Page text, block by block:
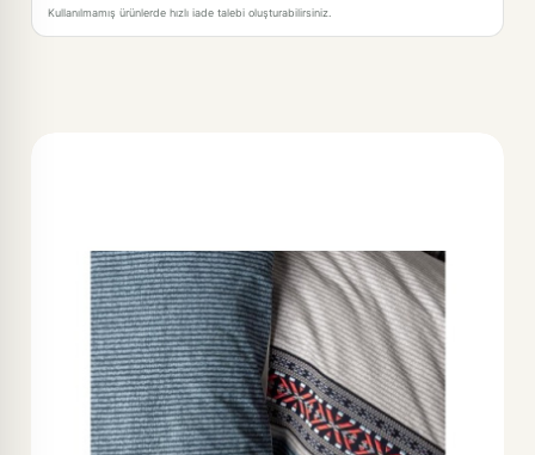
Kullanılmamış ürünlerde hızlı iade talebi oluşturabilirsiniz.